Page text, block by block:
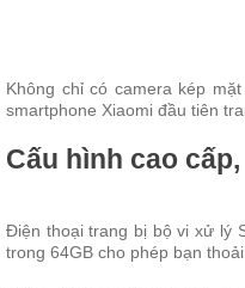
Không chỉ có camera kép
smartphone Xiaomi đầu tiên
Cấu hình cao
Điện thoại trang bị bộ vi xử lý
trong 64GB cho phép bạn